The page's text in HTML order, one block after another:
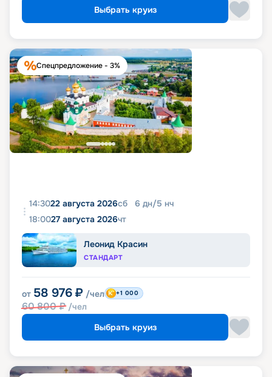
Выбрать круиз
Спецпредложение - 3%
14:3022 августа 2026сб 6 дн/5 нч
18:0027 августа 2026чт
Леонид Красин
СТАНДАРТ
от 58 976 ₽ /чел
60 800₽ /чел
+1 000
Выбрать круиз